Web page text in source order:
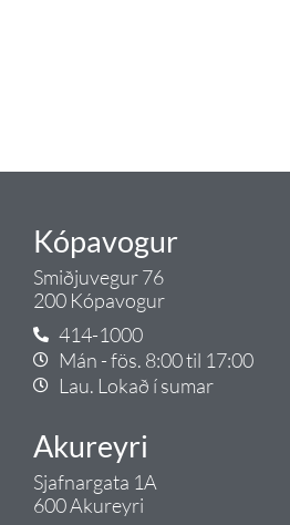
Kópavogur
Smiðjuvegur 76
200 Kópavogur
414-1000
Mán - fös. 8:00 til 17:00
Lau. Lokað í sumar
Akureyri
Sjafnargata 1A
600 Akureyri